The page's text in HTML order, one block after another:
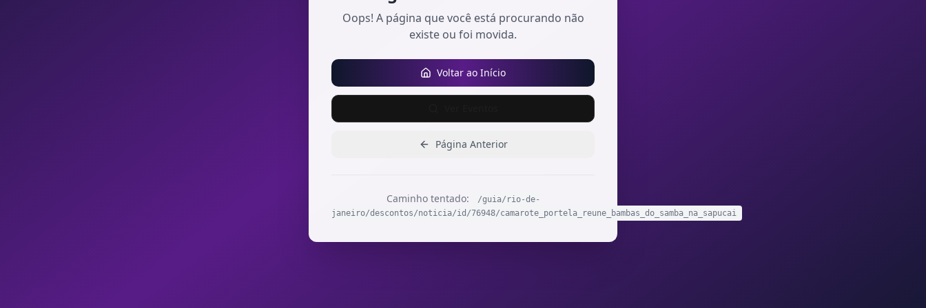
Oops! A página que você está procurando não
existe ou foi movida.
Voltar ao Início
Página Anterior
Caminho tentado:
/guia/rio-de-
janeiro/descontos/noticia/id/76948/camarote_portela_reune_bambas_do_samba_na_sapucai